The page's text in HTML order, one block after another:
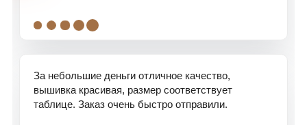
. . . . .
За небольшие деньги отличное качество,
вышивка красивая, размер соответствует
таблице. Заказ очень быстро отправили.